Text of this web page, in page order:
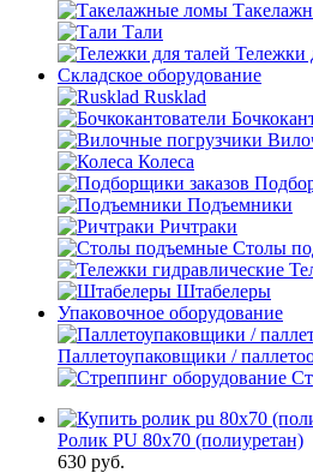
Тали
Тележки
Складское оборудование
Rusklad
Колеса
Подъемники
Ричтраки
Столы
Штабелеры
Упаковочное оборудование
Паллетоупаковщики /
Ролик PU 80х70 (полиуретан)
630 руб.